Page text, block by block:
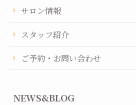
サロン情報
スタッフ紹介
ご予約・お問い合わせ
NEWS&BLOG